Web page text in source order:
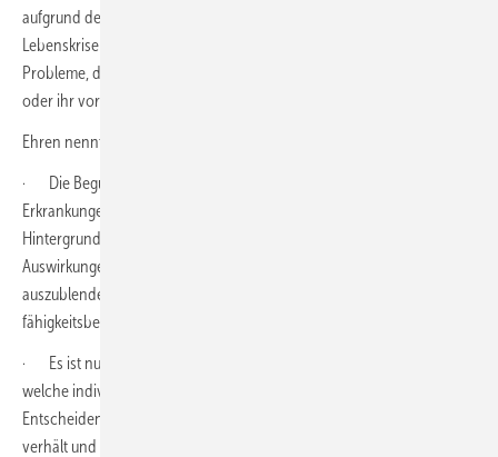
aufgrund der neu eingetretenen Arbeitslosigkeit, welche als tiefe
Lebenskrise erlebt wird, oder aufgrund mannigfaltiger psychosozialer
Probleme, die im Gefolge von längerer Arbeitslosigkeit entstanden
oder ihr vorausgegangen sind.
Ehren nennt für die Begutachtung folgende Kernaussagen:
· Die Begutachtung von arbeitslosen Menschen mit psychischen
Erkrankungen sollte mehr­dimensional erfolgen, den psychosozialen
Hintergrund der Erkrankung ausleuchten und – ­ohne die
Auswirkungen der erlebten Stressoren und ggf. Traumatisierungen
auszublenden – einer ressourcenorientierten und
fähigkeitsbezogenen Betrachtungsweise Raum geben.
· Es ist nur selten direkt aus der psychiatrischen Diagnose ableitbar,
welche individuellen ­Leistungseinschränkungen daraus resultieren.
Entscheidend ist vielmehr, wie sich die Person zu ihrer Erkrankung
verhält und welche Einstellung sie ihr gegenüber entwickelt.